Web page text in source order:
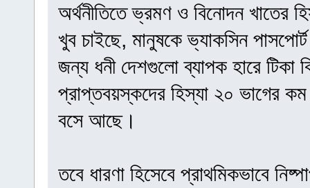
অর্থনীতিতে ভ্রমণ ও বিনোদন খাতের
খুব চাইছে, মানুষকে ভ্যাকসিন
জন্য ধনী দেশগুলো ব্যাপক হারে
প্রাপ্তবয়স্কদের হিস্যা ২০ ভাগের
বসে আছে।
তবে ধারণা হিসেবে প্রাথমিকভাবে